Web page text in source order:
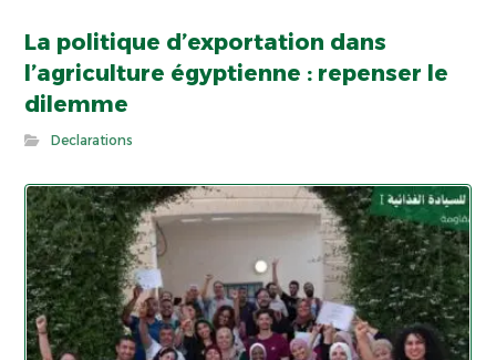
La politique d’exportation dans
l’agriculture égyptienne : repenser le
dilemme
Declarations